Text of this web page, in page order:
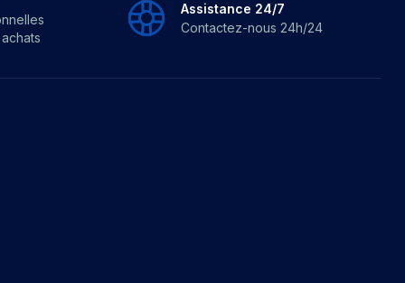
Assistance 24/7
Contactez-nous 24h/24